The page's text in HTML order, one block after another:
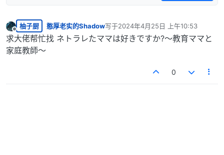
离线
柚子厨 憨厚老实的Shadow写于2024年4月25日 上午10:53
最后由 编辑
求大佬帮忙找 ネトラレたママは好きですか?～教育ママと
家庭教師～
0